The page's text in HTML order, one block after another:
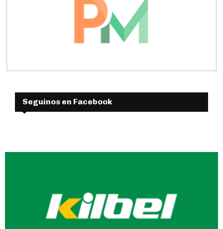
Seguinos en Facebook